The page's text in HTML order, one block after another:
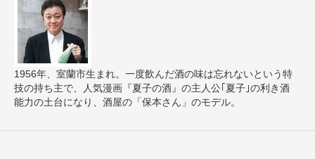
1956年、室蘭市生まれ。一度飲んだ酒の味は忘れないという特
技の持ち主で、人気漫画『夏子の酒』の主人公｢夏子｣の利き酒
能力の土台になり、酒屋の「保本さん」のモデル。